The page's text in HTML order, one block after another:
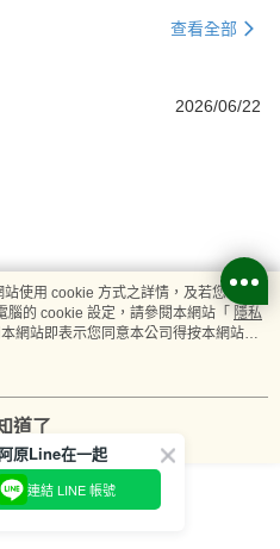
查看全部
2026/06/22
使用 cookie 方式之詳情，及若您不希
的 cookie 設定，請參閱本網站「 隱私
網站即表示您同意本公司得按本網站使
道了
原Line在一起
連結 LINE 帳號